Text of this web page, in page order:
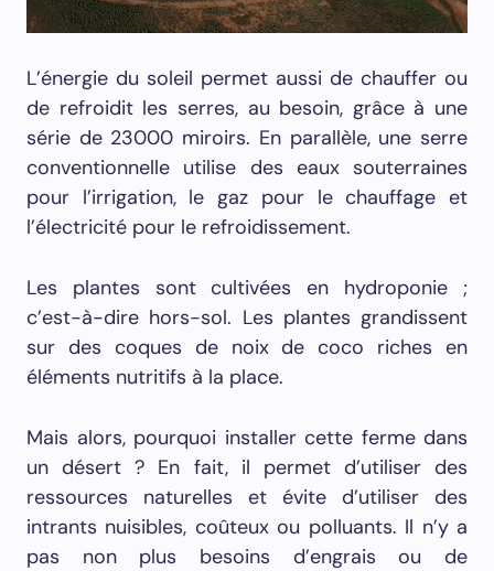
L’énergie du soleil permet aussi de chauffer ou
de refroidit les serres, au besoin, grâce à une
série de 23000 miroirs. En parallèle, une serre
conventionnelle utilise des eaux souterraines
pour l’irrigation, le gaz pour le chauffage et
l’électricité pour le refroidissement.
Les plantes sont cultivées en hydroponie ;
c’est-à-dire hors-sol. Les plantes grandissent
sur des coques de noix de coco riches en
éléments nutritifs à la place.
Mais alors, pourquoi installer cette ferme dans
un désert ? En fait, il permet d’utiliser des
ressources naturelles et évite d’utiliser des
intrants nuisibles, coûteux ou polluants. Il n’y a
pas non plus besoins d’engrais ou de